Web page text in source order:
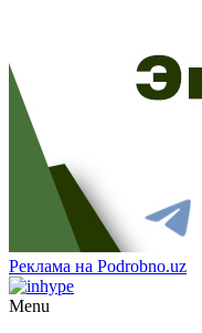
Реклама на Podrobno.uz
Menu